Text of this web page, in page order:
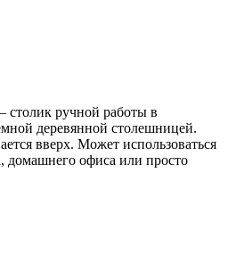
ручной работы в
деревянной столешницей.
вверх. Может использоваться
домашнего офиса или просто